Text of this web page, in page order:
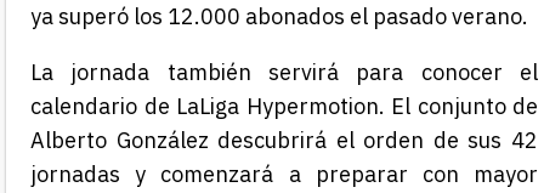
ya superó los 12.000 abonados el pasado verano.
La jornada también servirá para conocer el
calendario de LaLiga Hypermotion. El conjunto de
Alberto González descubrirá el orden de sus 42
jornadas y comenzará a preparar con mayor